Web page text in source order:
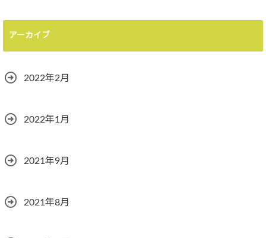
アーカイブ
2022年2月
2022年1月
2021年9月
2021年8月